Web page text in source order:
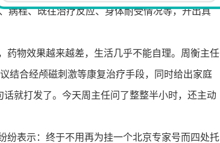
病程、既往治疗反应、身体耐受情况等，开出真
药物效果越来越差，生活几乎不能自理。周衡主任
结合经颅磁刺激等康复治疗手段，同时给出家庭
就打发了。今天周主任问了整整半小时，还主动
纷表示：终于不用再为挂一个北京专家号而四处托